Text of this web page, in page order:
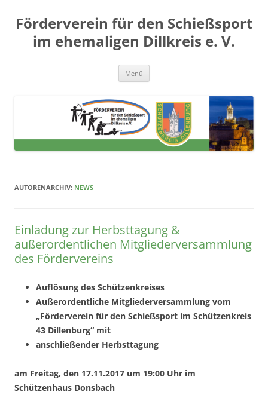
springen
Förderverein für den Schießsport
im ehemaligen Dillkreis e. V.
Menü
AUTORENARCHIV: NEWS
Einladung zur Herbsttagung &
außerordentlichen Mitgliederversammlung
des Fördervereins
Auflösung des Schützenkreises
Außerordentliche Mitgliederversammlung vom
„Förderverein für den Schießsport im Schützenkreis
43 Dillenburg“ mit
anschließender Herbsttagung
am Freitag, den 17.11.2017 um 19:00 Uhr im
Schützenhaus Donsbach